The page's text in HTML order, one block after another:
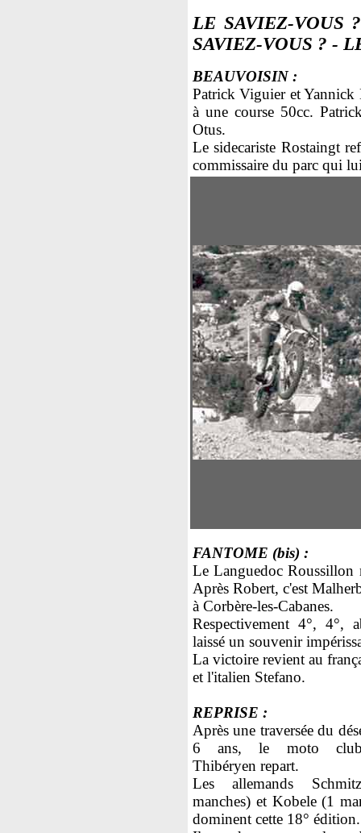
LE SAVIEZ-VOUS
SAVIEZ-VOUS ? -
BEAUVOISIN :
Patrick Viguier et
à une course 50cc.
Otus.
Le sidecariste Rostaingt
commissaire du parc qui
FANTOME (bis) :
Le Languedoc Roussillon
Après Robert, c'est
à Corbère-les-Cabanes.
Respectivement 4°, 4°,
laissé un souvenir
La victoire revient au
et l'italien Stefano.
REPRISE :
Après une traversée du
6 ans, le moto
Thibéryen repart.
Les allemands
manches) et Kobele (1
dominent cette 18° édition.